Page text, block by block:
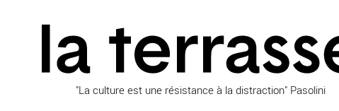
"La culture est une résistance à la distraction" Pasolini